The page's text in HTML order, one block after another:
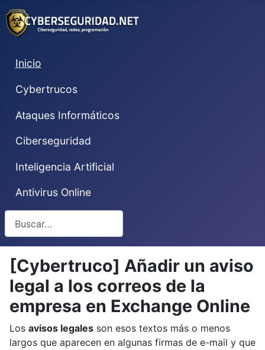
Inicio
Cybertrucos
Ataques Informáticos
Ciberseguridad
Inteligencia Artificial
Antivirus Online
[Cybertruco] Añadir un aviso
legal a los correos de la
empresa en Exchange Online
Los avisos legales son esos textos más o menos
largos que aparecen en algunas firmas de e-mail y que